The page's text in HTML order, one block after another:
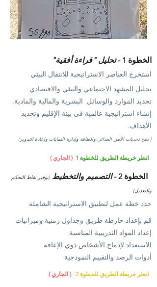
الخطوة 1 - تحليل "قراءة أفقية"
استخرج العناصر الاستراتيجية للانتقال البيئي
تحليل المشهد الاجتماعي والبيئي والاقتصادي
تحديد الموارد والوسائل البشرية والمالية والمادية.
إنشاء استراتيجية عالمية في بيئة الإقليم وتحديد
الأهداف.
(دمج تحديات الأمن الغذائي والطاقة وإدارة النفايات وإعادة التدوير)
انظر خريطة الطريق للخطوة 1 ( الجاري )
الخطوة 2 - التصميم والتخطيط (توفير نقاط التحكم
والتعديل)
حدد خطة عمل لتطبيق الاستراتيجية الشاملة
قم بإعداد خارطة طريق وجداول زمنية وميزانيات
إعداد المواد التدريبية المناسبة
الاستعداد لإدماج الأشخاص ذوي الإعاقة
أدوات الرصد والتقييم النموذجية
انظر خريطة الطريق للخطوة 2 ( الجاري )